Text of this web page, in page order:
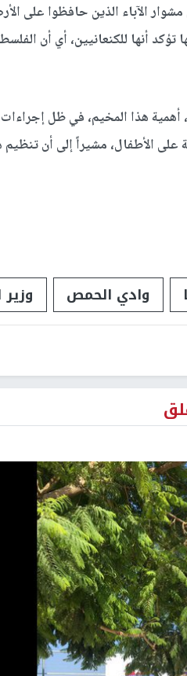
الآباء الذين حافظوا على
تؤكد أنها للكنعانيين، أي أن
هذا المخيم، في ظل إجراءات
الأطفال، مشيراً إلى أن تنظيم
وادي الحمص وزير